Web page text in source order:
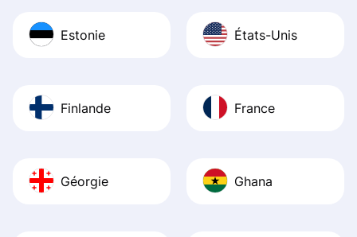
Estonie États-Unis
Finlande France
Géorgie Ghana